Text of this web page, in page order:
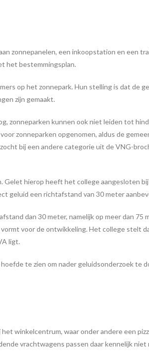
zonnepanelen, een inkoopstation en een
het bestemmingsplan.
op het zonnepark. Hun stelling is dat de
zijn gemaakt.
zonneparken kunnen ook niet leiden tot
zonneparken opgenomen, aldus de
bij een andere categorie uit de VNG-
Gelet hierop heeft het college aangesloten
geluid een richtafstand van 30 meter
dan 30 meter, namelijk op meer dan
voor de ontwikkeling. Het college stelt
ligt.
te zien om nader geluidsonderzoek te
winkelcentrum, waar onder andere een
vrachtwagens passen daar kennelijk